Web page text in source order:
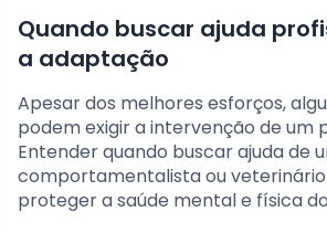
Quando buscar ajuda
a adaptação
Apesar dos melhores esforços,
podem exigir a intervenção de um
Entender quando buscar ajuda de
comportamentalista ou
proteger a saúde mental e física